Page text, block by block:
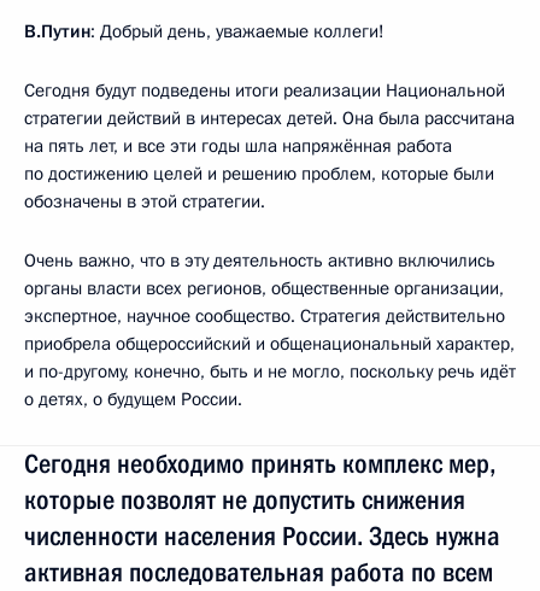
В.Путин: Добрый день, уважаемые коллеги!
Сегодня будут подведены итоги реализации Национальной
стратегии действий в интересах детей. Она была рассчитана
на пять лет, и все эти годы шла напряжённая работа
по достижению целей и решению проблем, которые были
обозначены в этой стратегии.
Очень важно, что в эту деятельность активно включились
органы власти всех регионов, общественные организации,
экспертное, научное сообщество. Стратегия действительно
приобрела общероссийский и общенациональный характер,
и по-другому, конечно, быть и не могло, поскольку речь идёт
о детях, о будущем России.
Сегодня необходимо принять комплекс мер,
которые позволят не допустить снижения
численности населения России. Здесь нужна
активная последовательная работа по всем